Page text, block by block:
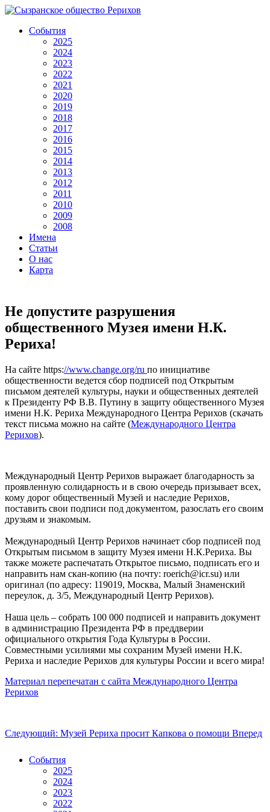
События
2025
2024
2023
2022
2021
2020
2019
2018
2017
2016
2015
2014
2013
2012
2011
2010
2009
2008
Имена
Статьи
О нас
Карта
Не допустите разрушения
общественного Музея имени Н.К.
Рериха!
На сайте https://www.change.org/ru по инициативе
общественности ведется сбор подписей под Открытым
письмом деятелей культуры, науки и общественных деятелей
к Президенту РФ В.В. Путину в защиту общественного Музея
имени Н.К. Рериха Международного Центра Рерихов (скачать
текст письма можно на сайте (Международного Центра
Рерихов).
Международный Центр Рерихов выражает благодарность за
проявленную солидарность и в свою очередь призывает всех,
кому дорог общественный Музей и наследие Рерихов,
поставить свои подписи под документом, разослать его своим
друзьям и знакомым.
Международный Центр Рерихов начинает сбор подписей под
Открытым письмом в защиту Музея имени Н.К.Рериха. Вы
также можете распечатать Открытое письмо, подписать его и
направить нам скан-копию (на почту: roerich@icr.su) или
оригинал (по адресу: 119019, Москва, Малый Знаменский
переулок, д. 3/5, Международный Центр Рерихов).
Наша цель – собрать 100 000 подписей и направить документ
в администрацию Президента РФ в преддверии
официального открытия Года Культуры в России.
Совместными усилиями мы сохраним Музей имени Н.К.
Рериха и наследие Рерихов для культуры России и всего мира!
Материал перепечатан с сайта Международного Центра
Рерихов
Следующий: Музей Рериха просит Капкова о помощи Вперед
События
2025
2024
2023
2022